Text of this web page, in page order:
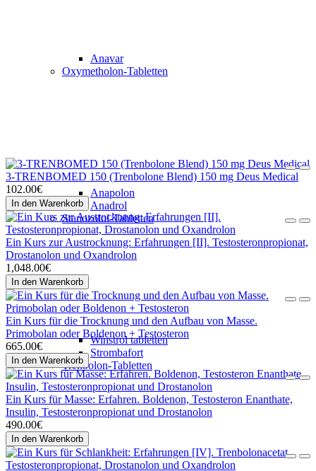
Anavar
Oxymetholon-Tabletten
Anapolon
Anadrol
Stanozolol-Tabletten
Winstrol tabletten
Strombafort
Trenbolon-Tabletten
3-TRENBOMED 150 (Trenbolone Blend) 150 mg Deus Medical
102.00€
In den Warenkorb
Ein Kurs zur Austrocknung: Erfahrungen [II]. Testosteronpropionat,
Drostanolon und Oxandrolon
1,048.00€
In den Warenkorb
Ein Kurs für die Trocknung und den Aufbau von Masse.
Primobolan oder Boldenon + Testosteron
665.00€
In den Warenkorb
Ein Kurs für Masse: Erfahren. Boldenon, Testosteron Enanthate,
Insulin, Testosteronpropionat und Drostanolon
490.00€
In den Warenkorb